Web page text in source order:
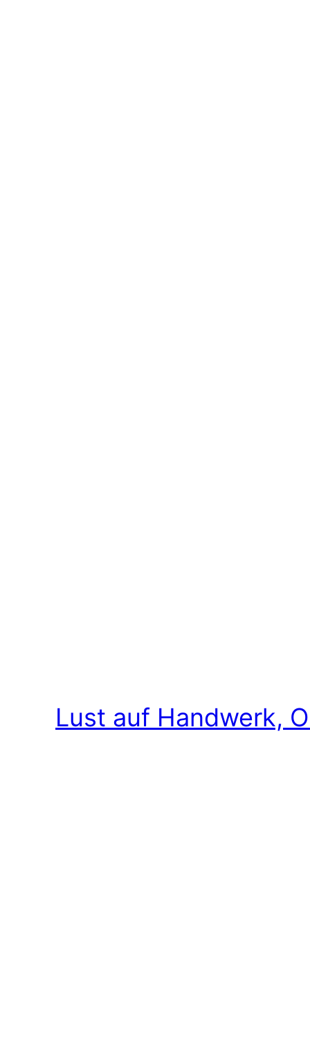
Lust auf Handwerk,